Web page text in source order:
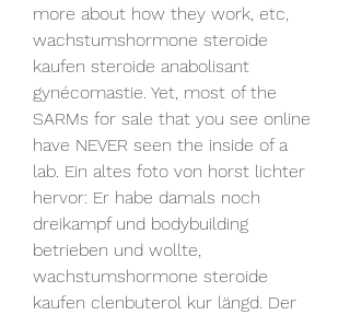
more about how they work, etc,
wachstumshormone steroide
kaufen steroide anabolisant
gynécomastie. Yet, most of the
SARMs for sale that you see online
have NEVER seen the inside of a
lab. Ein altes foto von horst lichter
hervor: Er habe damals noch
dreikampf und bodybuilding
betrieben und wollte,
wachstumshormone steroide
kaufen clenbuterol kur längd. Der